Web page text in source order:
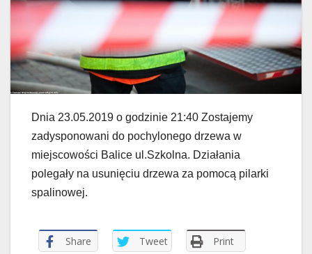
Dnia 23.05.2019 o godzinie 21:40 Zostajemy
zadysponowani do pochylonego drzewa w
miejscowości Balice ul.Szkolna. Działania
polegały na usunięciu drzewa za pomocą pilarki
spalinowej.
Share Tweet Print